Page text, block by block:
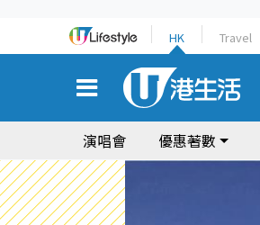
HK Travel
演唱會 優惠著數